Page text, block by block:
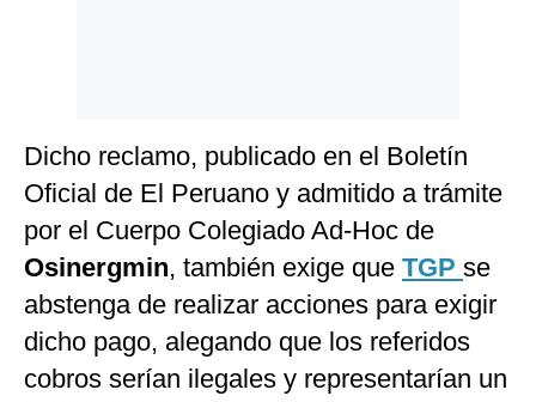
Dicho reclamo, publicado en el Boletín
Oficial de El Peruano y admitido a trámite
por el Cuerpo Colegiado Ad-Hoc de
Osinergmin, también exige que TGP se
abstenga de realizar acciones para exigir
dicho pago, alegando que los referidos
cobros serían ilegales y representarían un